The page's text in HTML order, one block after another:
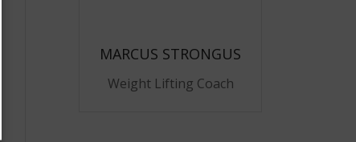
MARCUS STRONGUS
Weight Lifting Coach